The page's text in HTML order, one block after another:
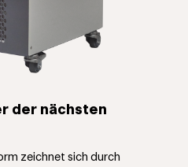
der nächsten
zeichnet sich durch